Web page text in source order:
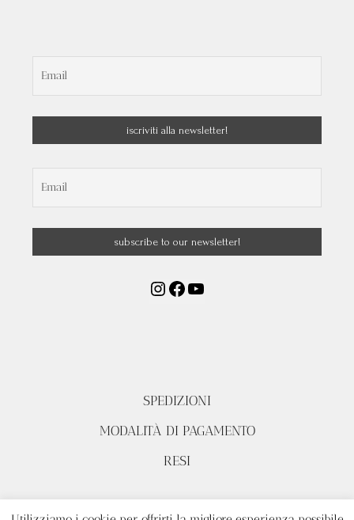
SPEDIZIONI
MODALITÀ DI PAGAMENTO
RESI